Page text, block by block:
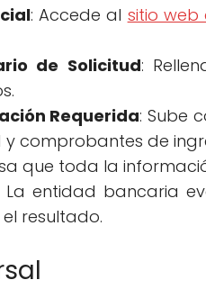
: Accede al sitio web
de Solicitud:
Requerida: Sube
comprobantes de
que toda la
La entidad bancaria
resultado.